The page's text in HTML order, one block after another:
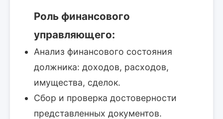
Роль финансового
управляющего:
Анализ финансового состояния
должника: доходов, расходов,
имущества, сделок.
Сбор и проверка достоверности
представленных документов.